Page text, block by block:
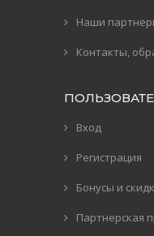
Наши
Контакты,
Вход
Регистрация
Бонусы и
Партнерская